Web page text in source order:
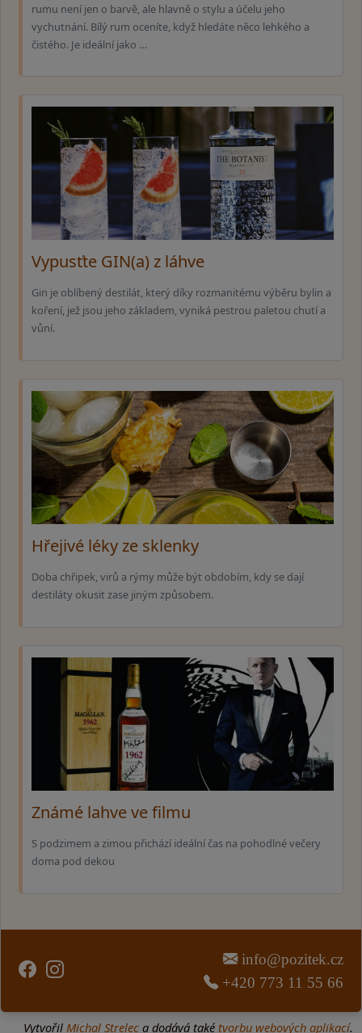
rumu není jen o barvě, ale hlavně o stylu a účelu jeho
vychutnání. Bílý rum oceníte, když hledáte něco lehkého a
čistého. Je ideální jako …
Vypusťte GIN(a) z láhve
Gin je oblíbený destilát, který díky rozmanitému výběru bylin a
koření, jež jsou jeho základem, vyniká pestrou paletou chutí a
vůní.
Hřejivé léky ze sklenky
Doba chřipek, virů a rýmy může být obdobím, kdy se dají
destiláty okusit zase jiným způsobem.
Známé lahve ve filmu
S podzimem a zimou přichází ideální čas na pohodlné večery
doma pod dekou
info@pozitek.cz
+420 773 11 55 66
Vytvořil Michal Strelec a dodává také tvorbu webových aplikací.